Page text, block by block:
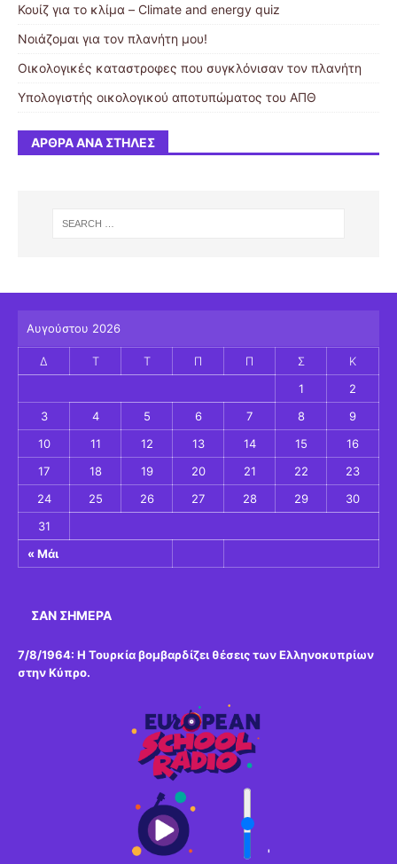
Κουίζ για το κλίμα – Climate and energy quiz
Νοιάζομαι για τον πλανήτη μου!
Οικολογικές καταστροφες που συγκλόνισαν τον πλανήτη
Υπολογιστής οικολογικού αποτυπώματος του ΑΠΘ
ΆΡΘΡΑ ΑΝΆ ΣΤΉΛΕΣ
Αυγούστου 2026
Δ Τ Τ Π Π Σ Κ
« Μάι
1
2
3
4 5 6 7 8
9
10
11 12 13 14 15
16
17
18 19 20 21 22
23
24
25 26 27 28 29
30
31
ΣΑΝ ΣΉΜΕΡΑ
7/8/1964: Η Τουρκία βομβαρδίζει θέσεις των Ελληνοκυπρίων
στην Κύπρο.
'